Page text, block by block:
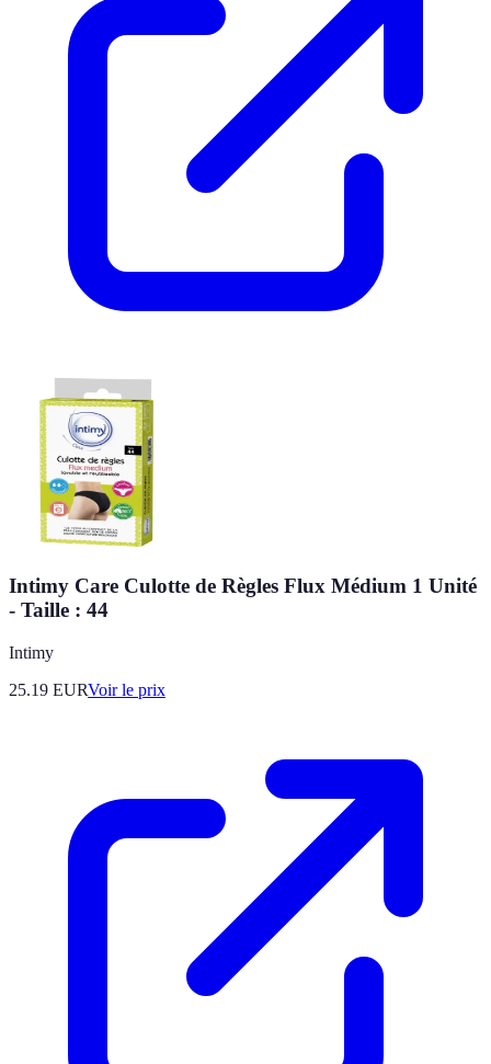
Intimy Care Culotte de Règles Flux Médium 1 Unité
- Taille : 44
Intimy
25.19 EURVoir le prix